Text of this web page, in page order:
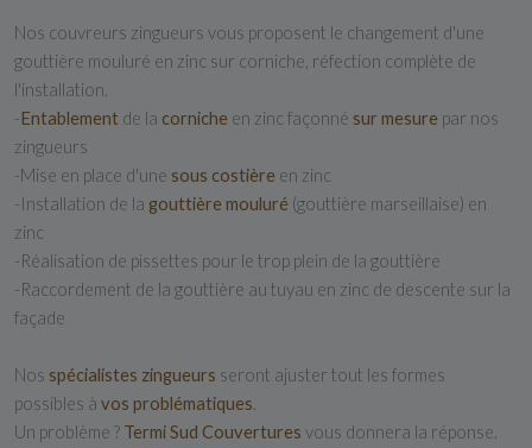
Nos couvreurs zingueurs vous proposent le changement d'une
gouttière mouluré en zinc sur corniche, réfection complète de
l'installation.
-Entablement de la corniche en zinc façonné sur mesure par nos
zingueurs
-Mise en place d'une sous costière en zinc
-Installation de la gouttière mouluré (gouttière marseillaise) en
zinc
-Réalisation de pissettes pour le trop plein de la gouttière
-Raccordement de la gouttière au tuyau en zinc de descente sur la
façade
Nos spécialistes zingueurs seront ajuster tout les formes
possibles à vos problématiques
Un problème ? Termi Sud Couvertures vous donnera la réponse.